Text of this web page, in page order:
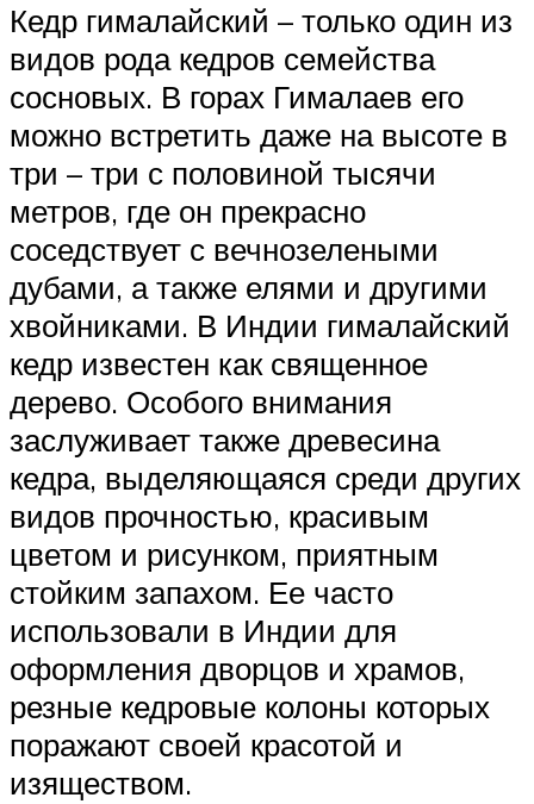
Кедр гималайский – только один из
видов рода кедров семейства
сосновых. В горах Гималаев его
можно встретить даже на высоте в
три – три с половиной тысячи
метров, где он прекрасно
соседствует с вечнозелеными
дубами, а также елями и другими
хвойниками. В Индии гималайский
кедр известен как священное
дерево. Особого внимания
заслуживает также древесина
кедра, выделяющаяся среди других
видов прочностью, красивым
цветом и рисунком, приятным
стойким запахом. Ее часто
использовали в Индии для
оформления дворцов и храмов,
резные кедровые колоны которых
поражают своей красотой и
изяществом.